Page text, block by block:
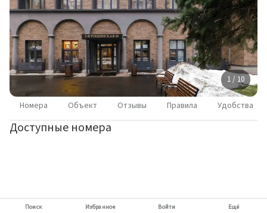
1 / 10
Номера Объект Отзывы Правила Удобства
Доступные номера
Поиск Избранное Войти Ещё